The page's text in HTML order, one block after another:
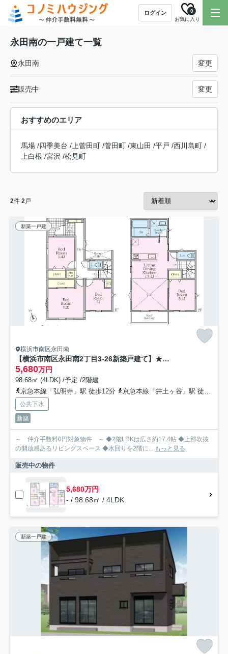
ログイン
お気に入り
0
永田南の一戸建て一覧
永田南 変更
販売中 変更
おすすめのエリア
馬場 /四季美台 / 上菅田町 /菅田町 /東山田 /平戸 /西川島町 /
上白根 /宮沢 /松見町
2件 2戸
新築一戸建
横浜市南区永田南
【横浜市南区永田南2丁目3-26新築戸建て】★仲介手数料無料★（井土ヶ谷小学校・南中学校）
5,680万円
98.68㎡ (4LDK) /予定 /2階建
京急本線「弘明寺」駅 徒歩12分
京急本線「井土ヶ谷」駅 徒歩14分
公共下水
新築
～ 仲介手数料0円対象物件 ～ ◆2階LDKは広さ約17.4帖 ◆上部吹抜
の開放感あるリビングスペース ◆水回りを2階に... もっと見る
販売中の物件
5,680万円
- / 98.68㎡ / 4LDK
新築一戸建